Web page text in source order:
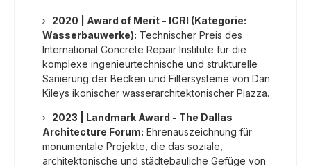
2020 | Award of Merit - ICRI (Kategorie:
Wasserbauwerke): Technischer Preis des
International Concrete Repair Institute für die
komplexe ingenieurtechnische und strukturelle
Sanierung der Becken und Filtersysteme von Dan
Kileys ikonischer wasserarchitektonischer Piazza.
2023 | Landmark Award - The Dallas
Architecture Forum: Ehrenauszeichnung für
monumentale Projekte, die das soziale,
architektonische und städtebauliche Gefüge von